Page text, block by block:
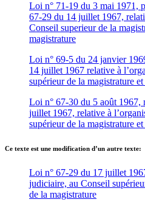
Loi n° 71-19 du 3 mai 1971,
67-29 du 14 juillet 1967,
Conseil superieur de la
magistrature
Loi n° 69-5 du 24 janvier
14 juillet 1967 relative à
supérieur de la magistrature
Loi n° 67-30 du 5 août
juillet 1967, relative à
supérieur de la magistrature
Ce texte est une modification d’un autre texte:
Loi n° 67-29 du 17 juillet
judiciaire, au Conseil
de la magistrature